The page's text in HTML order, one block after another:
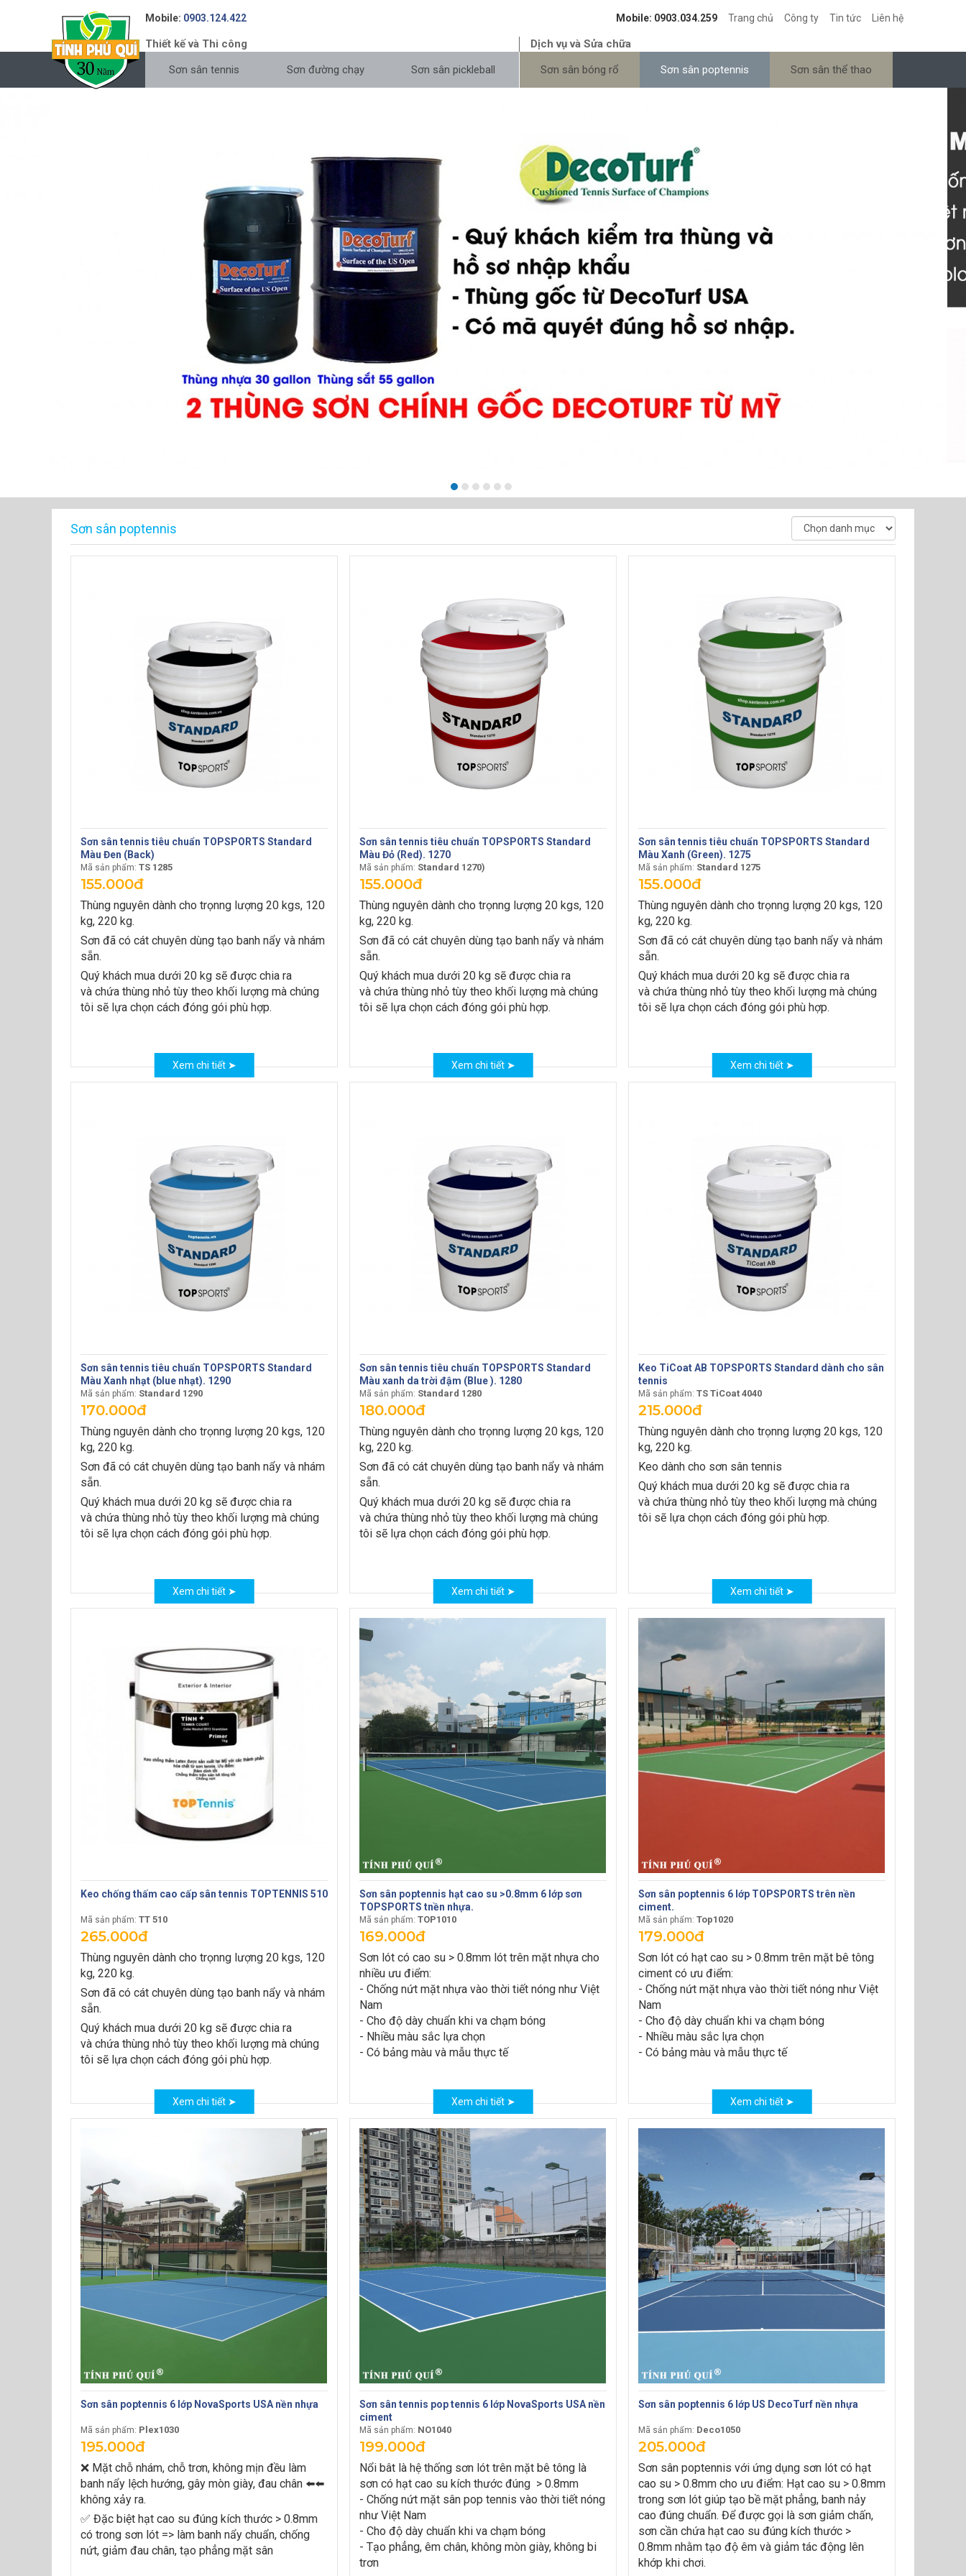
Mobile: 0903.034.259 Trang chủ Công ty Tin tức Liên hệ
Mobile: 0903.124.422
Thiết kế và Thi công
Dịch vụ và Sửa chữa
Sơn sân tennis
Sơn đường chạy Sơn sân pickleball Sơn sân bóng rổ Sơn sân poptennis Sơn sân thể thao
Sơn sân poptennis
Sơn sân tennis tiêu chuẩn TOPSPORTS Standard
Màu Đen (Back)
Mã sản phẩm: TS 1285
155.000đ
Thùng nguyên dành cho trọnng lượng 20 kgs, 120
kg, 220 kg.
Sơn đã có cát chuyên dùng tạo banh nẩy và nhám
sẵn.
Quý khách mua dưới 20 kg sẽ được chia ra
và chứa thùng nhỏ tùy theo khối lượng mà chúng
tôi sẽ lựa chọn cách đóng gói phù hợp.
Xem chi tiết ➤
Sơn sân tennis tiêu chuẩn TOPSPORTS Standard
Màu Đỏ (Red). 1270
Mã sản phẩm: Standard 1270)
155.000đ
Thùng nguyên dành cho trọnng lượng 20 kgs, 120
kg, 220 kg.
Sơn đã có cát chuyên dùng tạo banh nẩy và nhám
sẵn.
Quý khách mua dưới 20 kg sẽ được chia ra
và chứa thùng nhỏ tùy theo khối lượng mà chúng
tôi sẽ lựa chọn cách đóng gói phù hợp.
Xem chi tiết ➤
Sơn sân tennis tiêu chuẩn TOPSPORTS Standard
Màu Xanh (Green). 1275
Mã sản phẩm: Standard 1275
155.000đ
Thùng nguyên dành cho trọnng lượng 20 kgs, 120
kg, 220 kg.
Sơn đã có cát chuyên dùng tạo banh nẩy và nhám
sẵn.
Quý khách mua dưới 20 kg sẽ được chia ra
và chứa thùng nhỏ tùy theo khối lượng mà chúng
tôi sẽ lựa chọn cách đóng gói phù hợp.
Xem chi tiết ➤
Sơn sân tennis tiêu chuẩn TOPSPORTS Standard
Màu Xanh nhạt (blue nhạt). 1290
Mã sản phẩm: Standard 1290
170.000đ
Thùng nguyên dành cho trọnng lượng 20 kgs, 120
kg, 220 kg.
Sơn đã có cát chuyên dùng tạo banh nẩy và nhám
sẵn.
Quý khách mua dưới 20 kg sẽ được chia ra
và chứa thùng nhỏ tùy theo khối lượng mà chúng
tôi sẽ lựa chọn cách đóng gói phù hợp.
Xem chi tiết ➤
Sơn sân tennis tiêu chuẩn TOPSPORTS Standard
Màu xanh da trời đậm (Blue ). 1280
Mã sản phẩm: Standard 1280
180.000đ
Thùng nguyên dành cho trọnng lượng 20 kgs, 120
kg, 220 kg.
Sơn đã có cát chuyên dùng tạo banh nẩy và nhám
sẵn.
Quý khách mua dưới 20 kg sẽ được chia ra
và chứa thùng nhỏ tùy theo khối lượng mà chúng
tôi sẽ lựa chọn cách đóng gói phù hợp.
Xem chi tiết ➤
Keo TiCoat AB TOPSPORTS Standard dành cho sân
tennis
Mã sản phẩm: TS TiCoat 4040
215.000đ
Thùng nguyên dành cho trọnng lượng 20 kgs, 120
kg, 220 kg.
Keo dành cho sơn sân tennis
Quý khách mua dưới 20 kg sẽ được chia ra
và chứa thùng nhỏ tùy theo khối lượng mà chúng
tôi sẽ lựa chọn cách đóng gói phù hợp.
Xem chi tiết ➤
Keo chống thấm cao cấp sân tennis TOPTENNIS 510
Mã sản phẩm: TT 510
265.000đ
Thùng nguyên dành cho trọnng lượng 20 kgs, 120
kg, 220 kg.
Sơn đã có cát chuyên dùng tạo banh nẩy và nhám
sẵn.
Quý khách mua dưới 20 kg sẽ được chia ra
và chứa thùng nhỏ tùy theo khối lượng mà chúng
tôi sẽ lựa chọn cách đóng gói phù hợp.
Xem chi tiết ➤
Sơn sân poptennis hạt cao su >0.8mm 6 lớp sơn
TOPSPORTS tnền nhựa.
Mã sản phẩm: TOP1010
169.000đ
Sơn lót có cao su > 0.8mm lót trên mặt nhựa cho
nhiều ưu điểm:
- Chống nứt mặt nhựa vào thời tiết nóng như Việt
Nam
- Cho độ dày chuẩn khi va chạm bóng
- Nhiều màu sắc lựa chọn
- Có bảng màu và mẫu thực tế
Xem chi tiết ➤
Sơn sân poptennis 6 lớp TOPSPORTS trên nền
ciment.
Mã sản phẩm: Top1020
179.000đ
Sơn lót có hạt cao su > 0.8mm trên mặt bê tông
ciment có ưu điểm:
- Chống nứt mặt nhựa vào thời tiết nóng như Việt
Nam
- Cho độ dày chuẩn khi va chạm bóng
- Nhiều màu sắc lựa chọn
- Có bảng màu và mẫu thực tế
Xem chi tiết ➤
Sơn sân poptennis 6 lớp NovaSports USA nền nhựa
Mã sản phẩm: Plex1030
195.000đ
❌ Mặt chỗ nhám, chỗ trơn, không mịn đều làm
banh nẩy lệch hướng, gây mòn giày, đau chân ⬅️⬅️
không xảy ra.
✅ Đặc biệt hạt cao su đúng kích thước > 0.8mm
có trong sơn lót => làm banh nẩy chuẩn, chống
nứt, giảm đau chân, tạo phẳng mặt sân
Sơn sân tennis pop tennis 6 lớp NovaSports USA nền
ciment
Mã sản phẩm: NO1040
199.000đ
Nổi bât là hệ thống sơn lót trên mặt bê tông là
sơn có hạt cao su kích thước đúng > 0.8mm
- Chống nứt mặt sân pop tennis vào thời tiết nóng
như Việt Nam
- Cho độ dày chuẩn khi va chạm bóng
- Tạo phẳng, êm chân, không mòn giày, không bi
trơn
Sơn sân poptennis 6 lớp US DecoTurf nền nhựa
Mã sản phẩm: Deco1050
205.000đ
Sơn sân poptennis với ứng dụng sơn lót có hạt
cao su > 0.8mm cho ưu điểm: Hạt cao su > 0.8mm
trong sơn lót giúp tạo bề mặt phẳng, banh nảy
cao đúng chuẩn. Để được gọi là sơn giảm chấn,
sơn cần chứa hạt cao su đúng kích thước >
0.8mm nhằm tạo độ êm và giảm tác động lên
khớp khi chơi.